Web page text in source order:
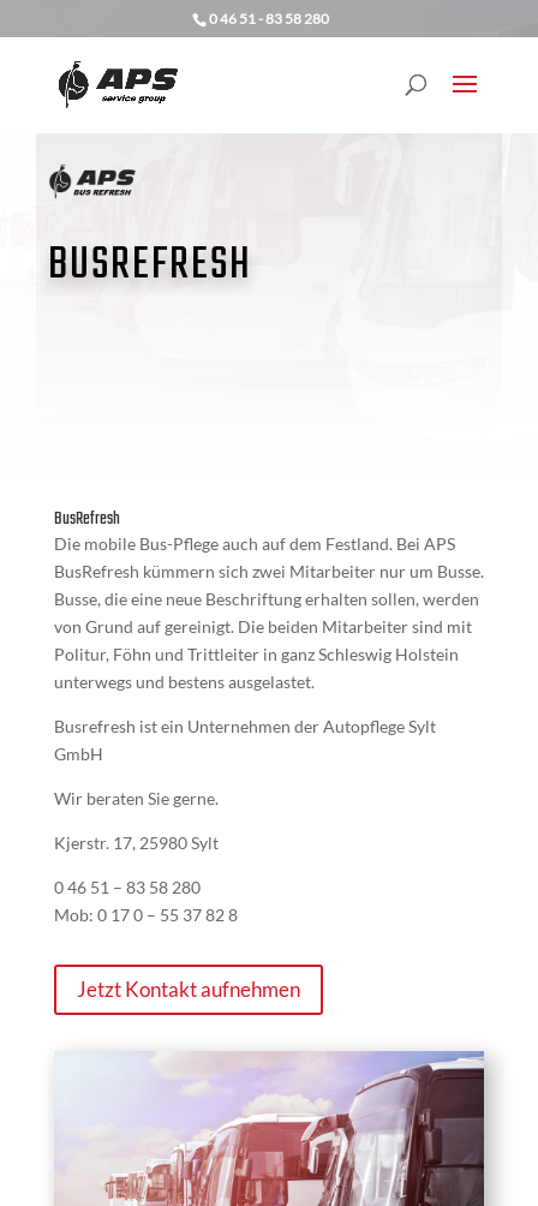
0 46 51 - 83 58 280
BUSREFRESH
BusRefresh
Die mobile Bus-Pflege auch auf dem Festland. Bei APS
BusRefresh kümmern sich zwei Mitarbeiter nur um Busse.
Busse, die eine neue Beschriftung erhalten sollen, werden
von Grund auf gereinigt. Die beiden Mitarbeiter sind mit
Politur, Föhn und Trittleiter in ganz Schleswig Holstein
unterwegs und bestens ausgelastet.
Busrefresh ist ein Unternehmen der Autopflege Sylt
GmbH
Wir beraten Sie gerne.
Kjerstr. 17, 25980 Sylt
0 46 51 – 83 58 280
Mob: 0 17 0 – 55 37 82 8
Jetzt Kontakt aufnehmen